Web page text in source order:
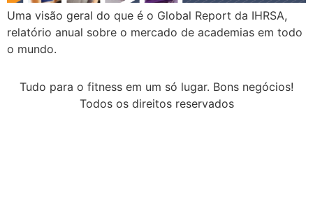
Uma visão geral do que é o Global Report da IHRSA,
relatório anual sobre o mercado de academias em todo
o mundo.
Tudo para o fitness em um só lugar. Bons negócios!
Todos os direitos reservados